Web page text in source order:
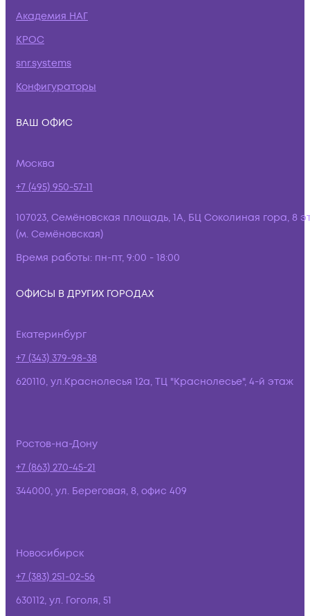
Академия НАГ
КРОС
snr.systems
Конфигураторы
ВАШ ОФИС
Москва
+7 (495) 950-57-11
107023, Семёновская площадь, 1А, БЦ Соколиная гора, 8
(м. Семёновская)
Время работы: пн-пт, 9:00 - 18:00
ОФИСЫ В ДРУГИХ ГОРОДАХ
Екатеринбург
+7 (343) 379-98-38
620110, ул.Краснолесья 12а, ТЦ "Краснолесье", 4-й этаж
Ростов-на-Дону
+7 (863) 270-45-21
344000, ул. Береговая, 8, офис 409
Новосибирск
+7 (383) 251-02-56
630112, ул. Гоголя, 51